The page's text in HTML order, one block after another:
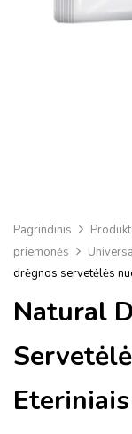
Pagrindinis
priemonės
drėgnos servetėlės
Natural